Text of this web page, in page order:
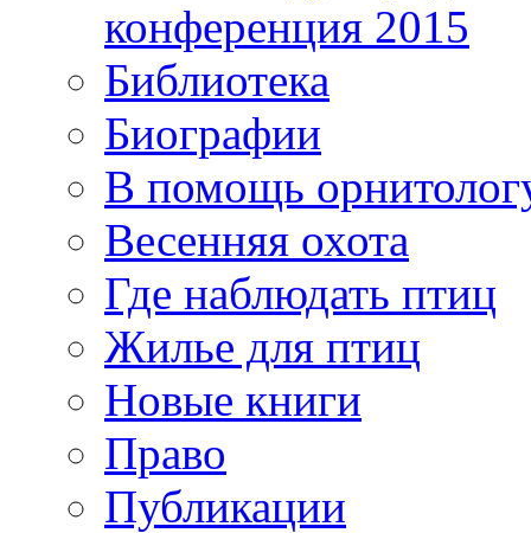
конференция 2015
Библиотека
Биографии
В помощь
Весенняя охота
Где наблюдать птиц
Жилье для птиц
Новые книги
Право
Публикации